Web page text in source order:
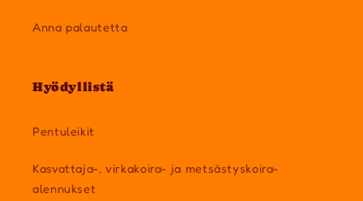
Anna palautetta
Hyödyllistä
Pentuleikit
Kasvattaja-, virkakoira- ja metsästyskoira-
alennukset